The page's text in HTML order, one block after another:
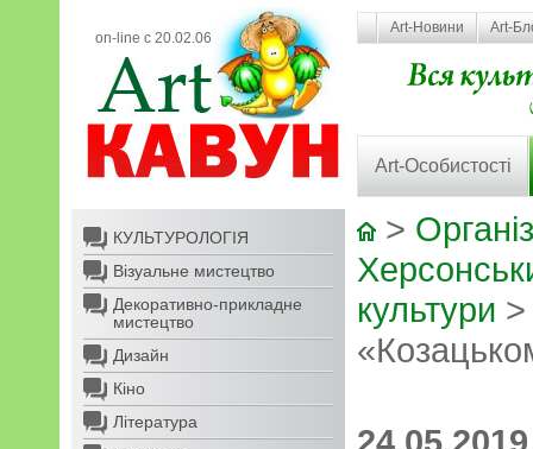
on-line с 20.02.06
Art-Новини Art-
Art-Особистості
КУЛЬТУРОЛОГІЯ
Візуальне мистецтво
Декоративно-прикладне
мистецтво
Дизайн
Кіно
Література
>
культури